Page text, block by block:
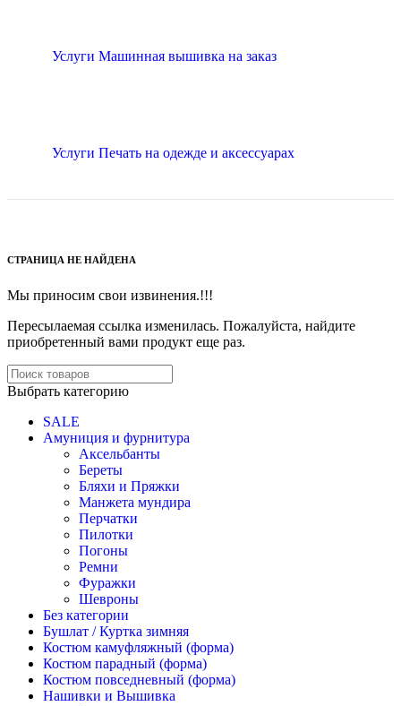
Услуги Машинная вышивка на заказ
Услуги Печать на одежде и аксессуарах
СТРАНИЦА НЕ НАЙДЕНА
Мы приносим свои извинения.!!!
Пересылаемая ссылка изменилась. Пожалуйста, найдите
приобретенный вами продукт еще раз.
Выбрать категорию
SALE
Амуниция и фурнитура
Аксельбанты
Береты
Бляхи и Пряжки
Манжета мундира
Перчатки
Пилотки
Погоны
Ремни
Фуражки
Шевроны
Без категории
Бушлат / Куртка зимняя
Костюм камуфляжный (форма)
Костюм парадный (форма)
Костюм повседневный (форма)
Нашивки и Вышивка